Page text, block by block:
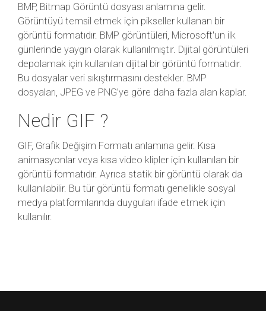
BMP, Bitmap Görüntü dosyası anlamına gelir.
Görüntüyü temsil etmek için pikseller kullanan bir
görüntü formatıdır. BMP görüntüleri, Microsoft'un ilk
günlerinde yaygın olarak kullanılmıştır. Dijital görüntüleri
depolamak için kullanılan dijital bir görüntü formatıdır.
Bu dosyalar veri sıkıştırmasını destekler. BMP
dosyaları, JPEG ve PNG'ye göre daha fazla alan kaplar.
Nedir GIF ?
GIF, Grafik Değişim Formatı anlamına gelir. Kısa
animasyonlar veya kısa video klipler için kullanılan bir
görüntü formatıdır. Ayrıca statik bir görüntü olarak da
kullanılabilir. Bu tür görüntü formatı genellikle sosyal
medya platformlarında duyguları ifade etmek için
kullanılır.